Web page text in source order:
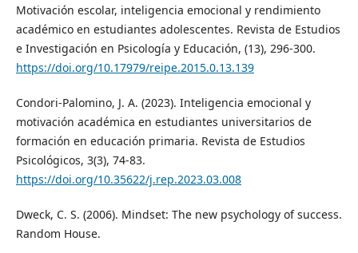
Motivación escolar, inteligencia emocional y rendimiento
académico en estudiantes adolescentes. Revista de Estudios
e Investigación en Psicología y Educación, (13), 296-300.
https://doi.org/10.17979/reipe.2015.0.13.139
Condori-Palomino, J. A. (2023). Inteligencia emocional y
motivación académica en estudiantes universitarios de
formación en educación primaria. Revista de Estudios
Psicológicos, 3(3), 74-83.
https://doi.org/10.35622/j.rep.2023.03.008
Dweck, C. S. (2006). Mindset: The new psychology of success.
Random House.